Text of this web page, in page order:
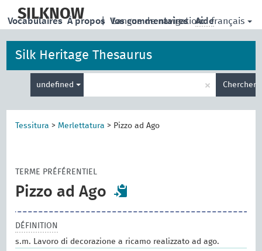
main
SILKNOW | Langue de navigation: français
Vocabulaires À propos Vos commentaires Aide
Silk Heritage Thesaurus
undefined
de
recherche
× Chercher
Tessitura > Merlettatura > Pizzo ad Ago
TERME PRÉFÉRENTIEL
Pizzo ad Ago
DÉFINITION
s.m. Lavoro di decorazione a ricamo realizzato ad ago.